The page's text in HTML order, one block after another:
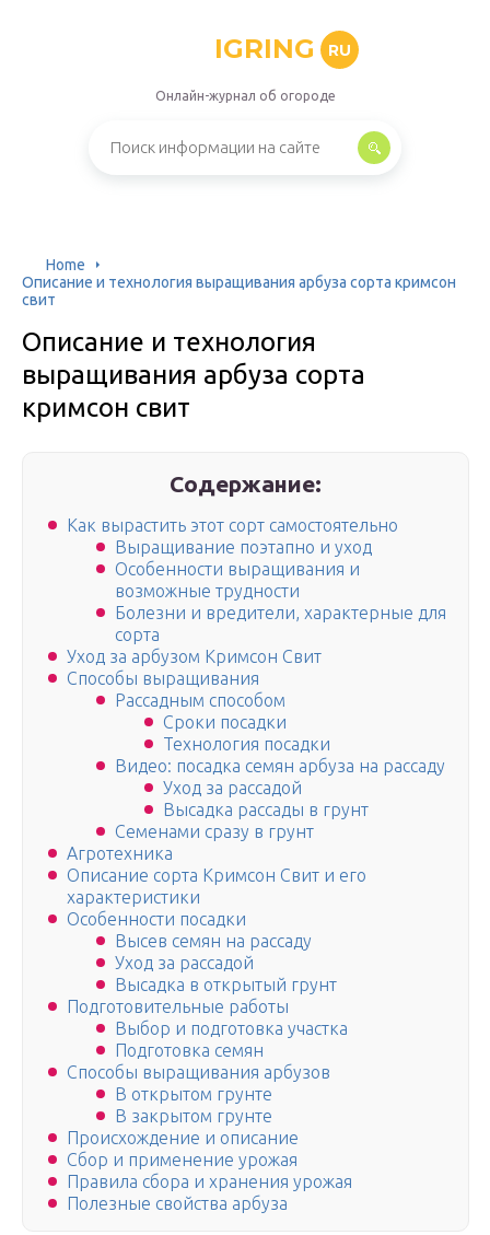
IGRING RU
Онлайн-журнал об огороде
Home
Описание и технология выращивания арбуза сорта кримсон
свит
Описание и технология
выращивания арбуза сорта
кримсон свит
Содержание:
Как вырастить этот сорт самостоятельно
Выращивание поэтапно и уход
Особенности выращивания и
возможные трудности
Болезни и вредители, характерные для
сорта
Уход за арбузом Кримсон Свит
Способы выращивания
Рассадным способом
Сроки посадки
Технология посадки
Видео: посадка семян арбуза на рассаду
Уход за рассадой
Высадка рассады в грунт
Семенами сразу в грунт
Агротехника
Описание сорта Кримсон Свит и его
характеристики
Особенности посадки
Высев семян на рассаду
Уход за рассадой
Высадка в открытый грунт
Подготовительные работы
Выбор и подготовка участка
Подготовка семян
Способы выращивания арбузов
В открытом грунте
В закрытом грунте
Происхождение и описание
Сбор и применение урожая
Правила сбора и хранения урожая
Полезные свойства арбуза